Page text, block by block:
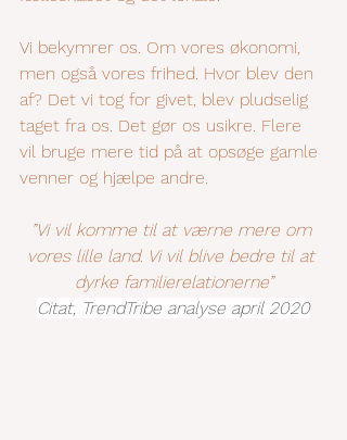
Vi bekymrer os. Om vores økonomi,
men også vores frihed. Hvor blev den
af? Det vi tog for givet, blev pludselig
taget fra os. Det gør os usikre. Flere
vil bruge mere tid på at opsøge gamle
venner og hjælpe andre.
”Vi vil komme til at værne mere om
vores lille land. Vi vil blive bedre til at
dyrke familierelationerne”
Citat, TrendTribe analyse april 2020